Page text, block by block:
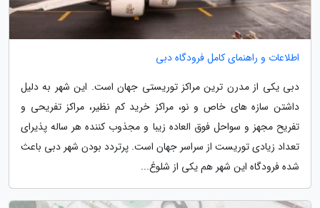
اطلاعات و راهنمای کامل فرودگاه دبی
دبی یکی از مدرن ترین مراکز توریستی جهان است. این شهر به دلیل
داشتن سازه های خاص و نو، مراکز خرید کم نظیر، مراکز تفریحی و
تفریح مجهز و سواحل فوق العاده زیبا و مجذوب کننده هر ساله پذیرای
تعداد زیادی توریست از سراسر جهان است. پرتردد بودن شهر دبی باعث
شده فرودگاه این شهر هم یکی از شلوغ...